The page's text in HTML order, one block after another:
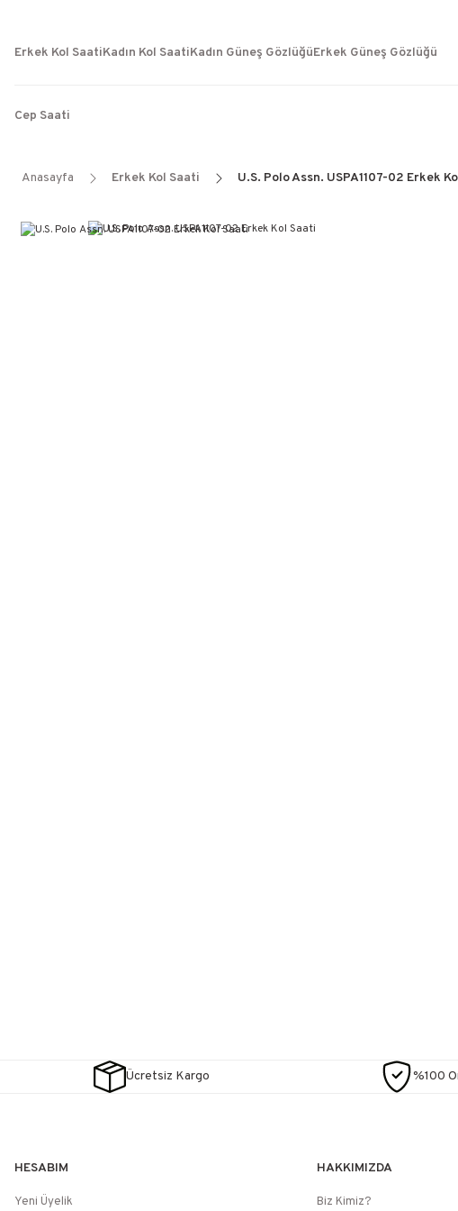
Erkek Kol SaatiKadın Kol SaatiKadın Güneş GözlüğüErkek Güneş Gözlüğü
Cep Saati
Anasayfa Erkek Kol Saati U.S. Polo Assn. USPA1107-02 Erkek
Ücretsiz Kargo %100
HESABIM
Yeni Üyelik
HAKKIMIZDA
Biz Kimiz?